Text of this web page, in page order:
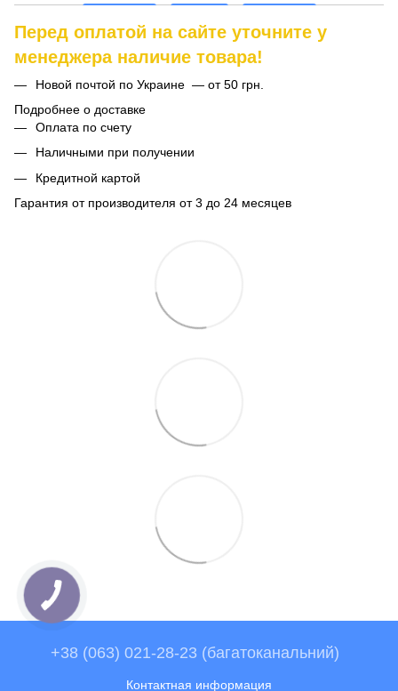
Перед оплатой на сайте уточните у
менеджера наличие товара!
Новой почтой по Украине — от 50 грн.
Подробнее о доставке
Оплата по счету
Наличными при получении
Кредитной картой
Гарантия от производителя от 3 до 24 месяцев
+38 (063) 021-28-23 (багатоканальний)
Контактная информация